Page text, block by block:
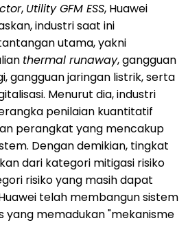
, Utility GFM ESS, Huawei
industri saat ini
utama, yakni
thermal runaway, gangguan
gangguan jaringan listrik, serta
Menurut dia, industri
penilaian kuantitatif
perangkat yang mencakup
Dengan demikian, tingkat
dari kategori mitigasi risiko
risiko yang masih dapat
telah membangun sistem
yang memadukan "mekanisme